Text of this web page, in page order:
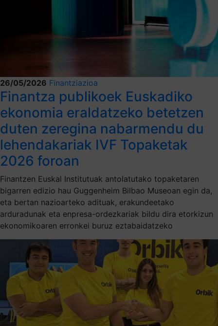
26/05/2026 Finantziazioa
Finantza publikoek Euskadiko
ekonomia eraldatzeko betetzen
duten zeregina nabarmendu du
lehendakariak IVF Topaketak
2026 foroan
Finantzen Euskal Institutuak antolatutako topaketaren
bigarren edizio hau Guggenheim Bilbao Museoan egin da,
eta bertan nazioarteko adituak, erakundeetako
arduradunak eta enpresa-ordezkariak bildu dira etorkizun
ekonomikoaren erronkei buruz eztabaidatzeko